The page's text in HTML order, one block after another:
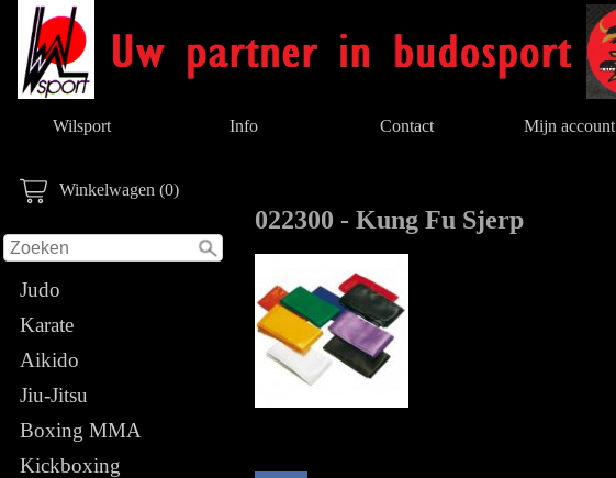
Wilsport Info Contact Mijn account
Winkelwagen (0)
Judo
Karate
Aikido
Jiu-Jitsu
Boxing MMA
Kickboxing
022300 - Kung Fu Sjerp